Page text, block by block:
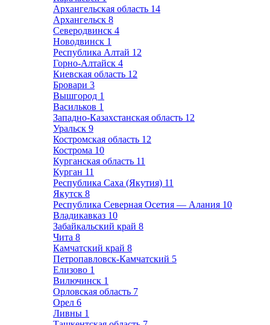
Архангельская область 14
Архангельск 8
Северодвинск 4
Новодвинск 1
Республика Алтай 12
Горно-Алтайск 4
Киевская область 12
Бровари 3
Вышгород 1
Васильков 1
Западно-Казахстанская область 12
Уральск 9
Костромская область 12
Кострома 10
Курганская область 11
Курган 11
Республика Саха (Якутия) 11
Якутск 8
Республика Северная Осетия — Алания 10
Владикавказ 10
Забайкальский край 8
Чита 8
Камчатский край 8
Петропавловск-Камчатский 5
Елизово 1
Вилючинск 1
Орловская область 7
Орел 6
Ливны 1